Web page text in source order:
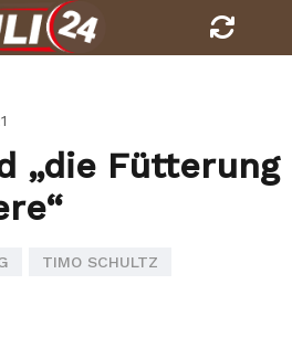
„die Fütterung
TIMO SCHULTZ